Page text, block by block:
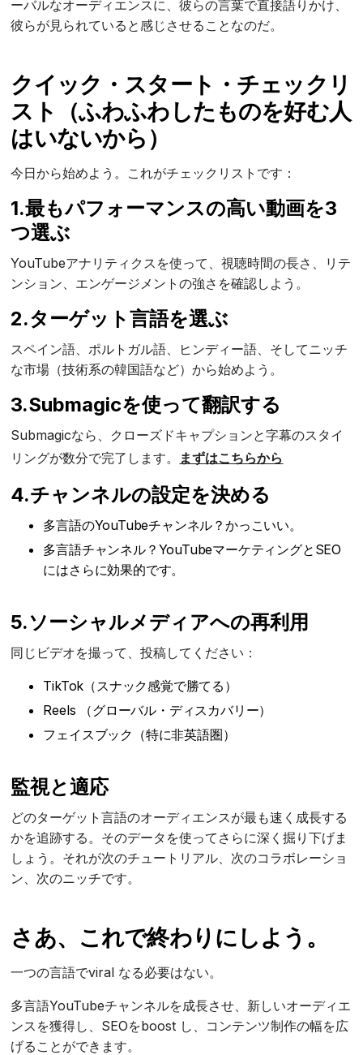
ーバルなオーディエンスに、彼らの言葉で直接語りかけ、
彼らが見られていると感じさせることなのだ。
クイック・スタート・チェックリ
スト（ふわふわしたものを好む人
はいないから）
今日から始めよう。これがチェックリストです：
1.最もパフォーマンスの高い動画を3
つ選ぶ
YouTubeアナリティクスを使って、視聴時間の長さ、リテ
ンション、エンゲージメントの強さを確認しよう。
2.ターゲット言語を選ぶ
スペイン語、ポルトガル語、ヒンディー語、そしてニッチ
な市場（技術系の韓国語など）から始めよう。
3.Submagicを使って翻訳する
Submagicなら、クローズドキャプションと字幕のスタイ
リングが数分で完了します。
まずはこちらから
4.チャンネルの設定を決める
多言語のYouTubeチャンネル？かっこいい。
多言語チャンネル？YouTubeマーケティングとSEO
にはさらに効果的です。
5.ソーシャルメディアへの再利用
同じビデオを撮って、投稿してください：
TikTok（スナック感覚で勝てる）
Reels （グローバル・ディスカバリー）
フェイスブック（特に非英語圏）
監視と適応
どのターゲット言語のオーディエンスが最も速く成長する
かを追跡する。そのデータを使ってさらに深く掘り下げま
しょう。それが次のチュートリアル、次のコラボレーショ
ン、次のニッチです。
さあ、これで終わりにしよう。
一つの言語でviral なる必要はない。
多言語YouTubeチャンネルを成長させ、新しいオーディエ
ンスを獲得し、SEOをboost し、コンテンツ制作の幅を広
げることができます。